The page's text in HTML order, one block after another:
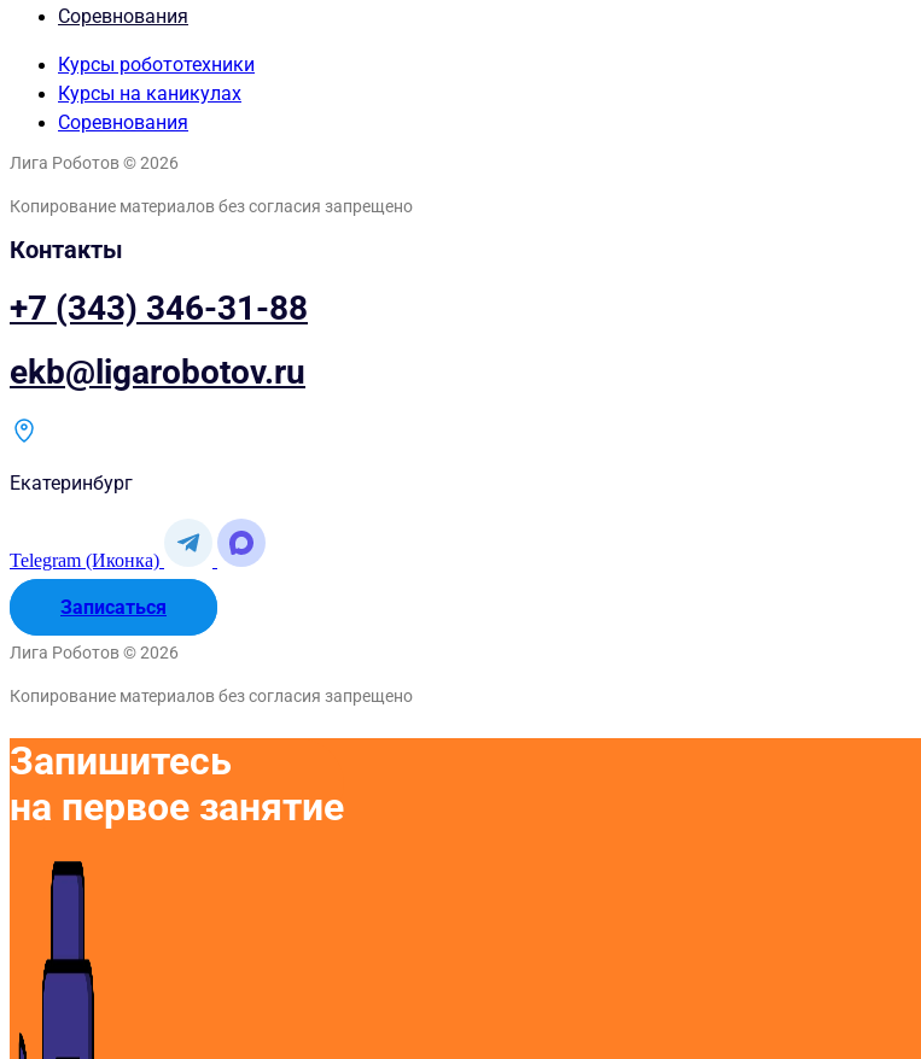
Соревнования
Курсы робототехники
Курсы на каникулах
Соревнования
Лига Роботов © 2026
Копирование материалов без согласия запрещено
Контакты
+7 (343) 346-31-88
ekb@ligarobotov.ru
Екатеринбург
Telegram (Иконка)
Записаться
Лига Роботов © 2026
Копирование материалов без согласия запрещено
Запишитесь
на первое занятие